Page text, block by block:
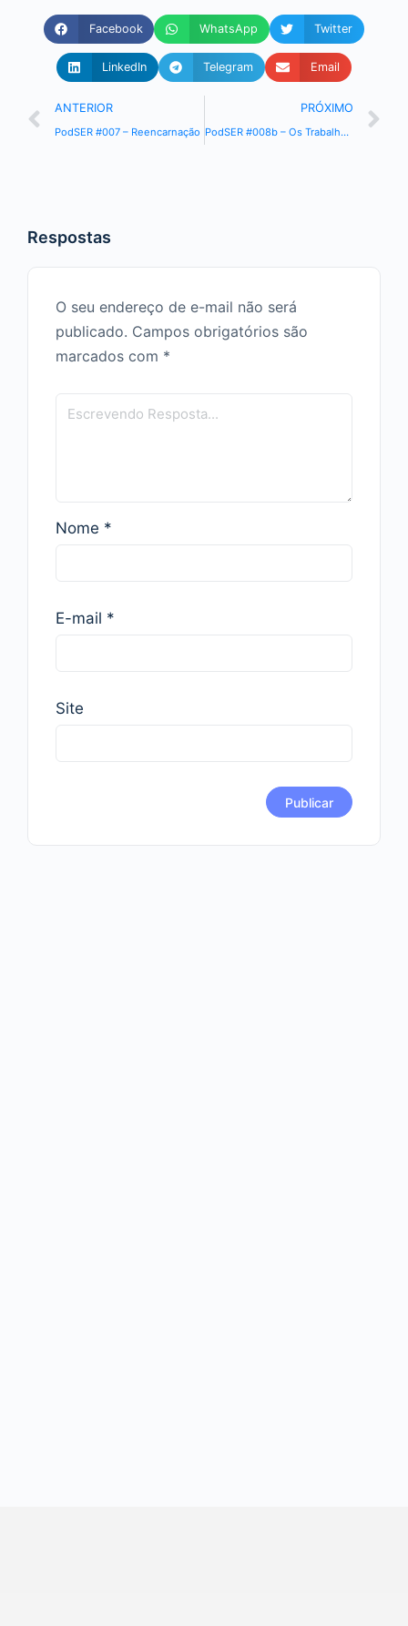
áudio
Facebook WhatsApp Twitter
LinkedIn Telegram Email
ANTERIOR
PodSER #007 – Reencarnação
PRÓXIMO
PodSER #008b – Os Trabalhadores da Última Hora
Respostas
O seu endereço de e-mail não será
publicado. Campos obrigatórios são
marcados com *
Nome *
E-mail *
Site